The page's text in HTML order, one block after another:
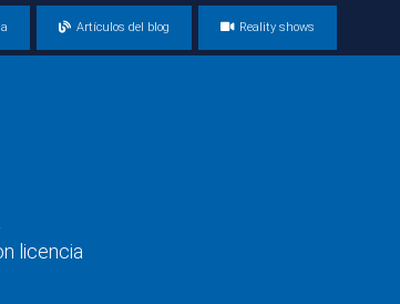
Artículos del blog Reality shows
licencia